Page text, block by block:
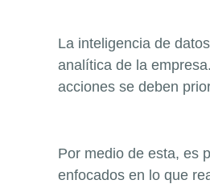
La inteligencia de
analítica de la
acciones se deben
Por medio de esta, es
enfocados en lo que